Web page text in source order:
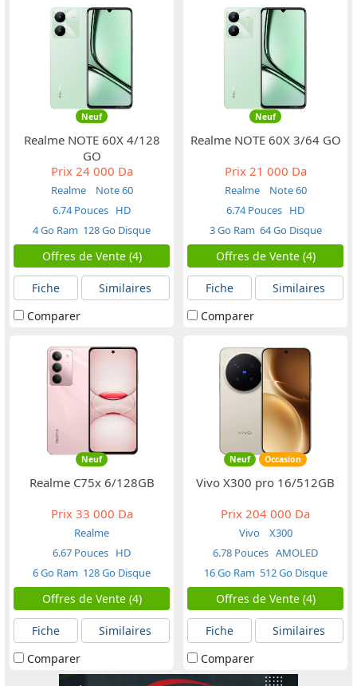
Neuf
Realme NOTE 60X 4/128
GO
Prix24 000 Da
Realme
Note 60
6.74 Pouces HD
4 Go Ram 128 Go Disque
Offres de Vente (4)
Fiche
Similaires
Comparer
Neuf
Realme NOTE 60X 3/64 GO
Prix21 000 Da
Realme
Note 60
6.74 Pouces HD
3 Go Ram 64 Go Disque
Offres de Vente (4)
Fiche
Similaires
Comparer
Neuf
Realme C75x 6/128GB
Prix33 000 Da
Realme
6.67 Pouces HD
6 Go Ram 128 Go Disque
Offres de Vente (4)
Fiche
Similaires
Comparer
Neuf Occasion
Vivo X300 pro 16/512GB
Prix 204 000 Da
Vivo
X300
6.78 Pouces AMOLED
16 Go Ram 512 Go Disque
Offres de Vente (4)
Fiche
Similaires
Comparer